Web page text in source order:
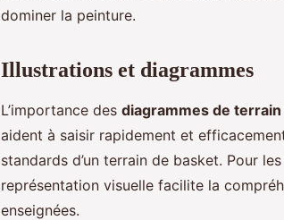
dominer la peinture.
Illustrations et diagrammes
L’importance des diagrammes de terrain
aident à saisir rapidement et
standards d’un terrain de basket. Pour
représentation visuelle facilite la
enseignées.